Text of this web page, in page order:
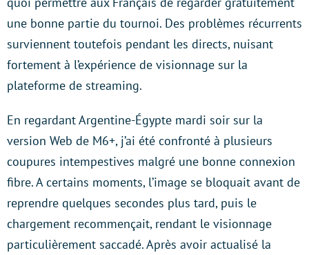
une bonne partie du tournoi. Des problèmes récurrents
surviennent toutefois pendant les directs, nuisant
fortement à l’expérience de visionnage sur la
plateforme de streaming.
En regardant Argentine-Égypte mardi soir sur la
version Web de M6+, j’ai été confronté à plusieurs
coupures intempestives malgré une bonne connexion
fibre. A certains moments, l’image se bloquait avant de
reprendre quelques secondes plus tard, puis le
chargement recommençait, rendant le visionnage
particulièrement saccadé. Après avoir actualisé la